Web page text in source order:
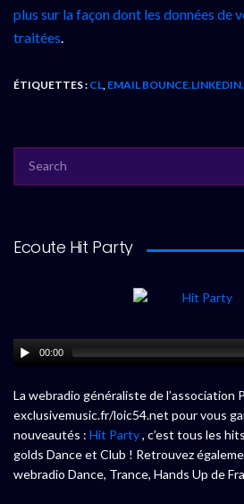
plus sur la façon dont les données de
traitées.
ÉTIQUETTES : CL EMAIL
FOR:
Ecoute Hit Party
00:00
La webradio généraliste de l’association
exclusivemusic.fr/loic54.net pour vous
nouveautés : Hit Party, c’est tous les
golds Dance et Club ! Retrouvez
webradio Dance, Trance, Hands Up de